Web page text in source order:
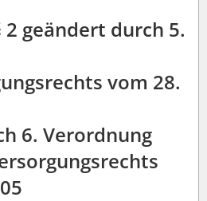
2 geändert durch 5.
vom 28.
6. Verordnung